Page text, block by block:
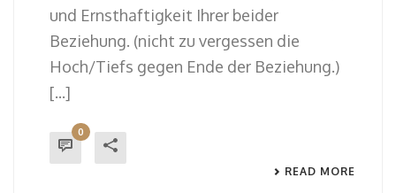
und Ernsthaftigkeit Ihrer beider
Beziehung. (nicht zu vergessen die
Hoch/Tiefs gegen Ende der Beziehung.)
[...]
0
READ MORE